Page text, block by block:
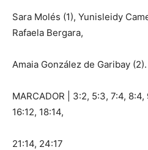
Sara Molés (1), Yunisleidy
Rafaela Bergara,
Amaia González de Garibay (2).
MARCADOR | 3:2, 5:3, 7:4, 8:4,
16:12, 18:14,
21:14, 24:17